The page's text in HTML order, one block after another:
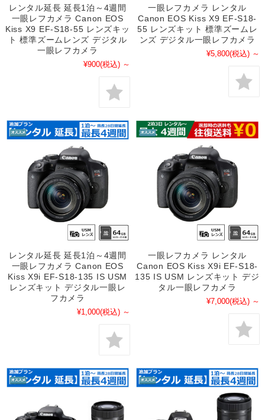
レンタル延長 延長1泊～4週間
一眼レフカメラ Canon EOS
Kiss X9 EF-S18-55 レンズキッ
ト 標準ズームレンズ デジタル
一眼レフカメラ
¥900(税込) ～
一眼レフカメラ レンタル
Canon EOS Kiss X9 EF-S18-
55 レンズキット 標準ズームレ
ンズ デジタル一眼レフカメラ
¥5,800(税込) ～
レンタル延長 延長1泊～4週間
一眼レフカメラ Canon EOS
Kiss X9i EF-S18-135 IS USM
レンズキット デジタル一眼レ
フカメラ
¥1,000(税込) ～
一眼レフカメラ レンタル
Canon EOS Kiss X9i EF-S18-
135 IS USM レンズキット デジ
タル一眼レフカメラ
¥7,000(税込) ～